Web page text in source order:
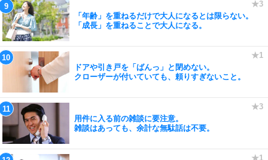
「年齢」を重ねるだけで大人になるとは限らない。
「成長」を重ねることで大人になる。
ドアや引き戸を「ばんっ」と閉めない。
クローザーが付いていても、頼りすぎないこと。
用件に入る前の雑談に要注意。
雑談はあっても、余計な無駄話は不要。